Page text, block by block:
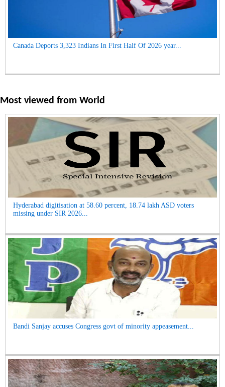
Canada Deports 3,323 Indians In First Half Of 2026 year...
Most viewed from World
Hyderabad digitisation at 58.60 percent, 18.74 lakh ASD voters
missing under SIR 2026...
Bandi Sanjay accuses Congress govt of minority appeasement...